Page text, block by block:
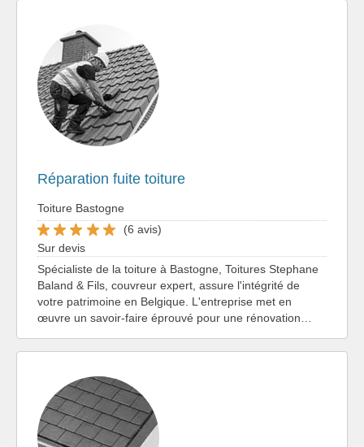
Réparation fuite toiture
Toiture Bastogne
(6 avis)
Sur devis
Spécialiste de la toiture à Bastogne, Toitures Stephane
Baland & Fils, couvreur expert, assure l'intégrité de
votre patrimoine en Belgique. L'entreprise met en
œuvre un savoir-faire éprouvé pour une rénovation…